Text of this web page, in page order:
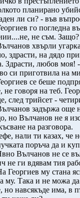
планирано
ли си? - във
го погледна
не съм. Защо?
хвърли
здрасти, на дядо
Здрасти, любов моя!
си приготвила на
се беше
не говоря на теб.
след трийсет -
задържа още
но Вълчанов не я
на разговора.
нали ти казах, че
поръча да и
Вълчанов не се
не ги вдявам тия
му стана
му. Така и не можа да
но навсякъде има, в